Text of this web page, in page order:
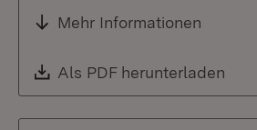
Mehr Informationen
Download:
Als PDF herunterladen